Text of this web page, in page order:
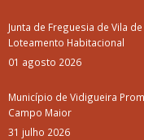
Junta de Freguesia de Vila
Loteamento Habitacional
01 agosto 2026
Município de Vidigueira
Campo Maior
31 julho 2026